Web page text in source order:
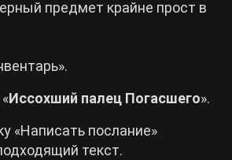
предмет крайне прост в
Иссохший палец Погасшего».
«Написать послание»
текст.